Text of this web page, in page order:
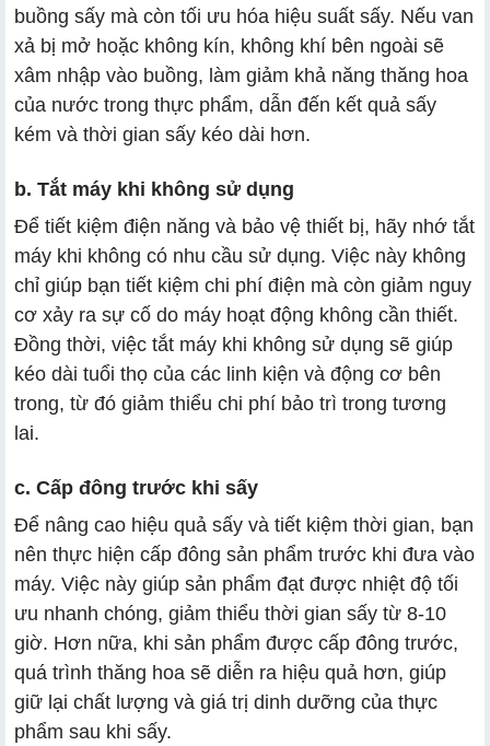
buồng sấy mà còn tối ưu hóa hiệu suất sấy. Nếu van
xả bị mở hoặc không kín, không khí bên ngoài sẽ
xâm nhập vào buồng, làm giảm khả năng thăng hoa
của nước trong thực phẩm, dẫn đến kết quả sấy
kém và thời gian sấy kéo dài hơn.
b. Tắt máy khi không sử dụng
Để tiết kiệm điện năng và bảo vệ thiết bị, hãy nhớ tắt
máy khi không có nhu cầu sử dụng. Việc này không
chỉ giúp bạn tiết kiệm chi phí điện mà còn giảm nguy
cơ xảy ra sự cố do máy hoạt động không cần thiết.
Đồng thời, việc tắt máy khi không sử dụng sẽ giúp
kéo dài tuổi thọ của các linh kiện và động cơ bên
trong, từ đó giảm thiểu chi phí bảo trì trong tương
lai.
c. Cấp đông trước khi sấy
Để nâng cao hiệu quả sấy và tiết kiệm thời gian, bạn
nên thực hiện cấp đông sản phẩm trước khi đưa vào
máy. Việc này giúp sản phẩm đạt được nhiệt độ tối
ưu nhanh chóng, giảm thiểu thời gian sấy từ 8-10
giờ. Hơn nữa, khi sản phẩm được cấp đông trước,
quá trình thăng hoa sẽ diễn ra hiệu quả hơn, giúp
giữ lại chất lượng và giá trị dinh dưỡng của thực
phẩm sau khi sấy.